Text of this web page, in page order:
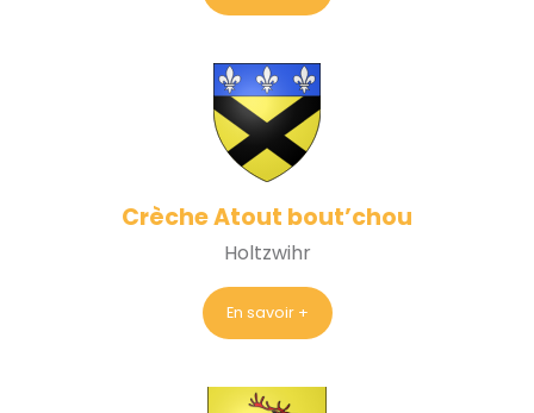
Crèche Atout bout’chou
Holtzwihr
En savoir +